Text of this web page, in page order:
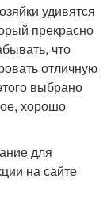
удивятся
прекрасно
что
отличную
выбрано
хорошо
для
на сайте